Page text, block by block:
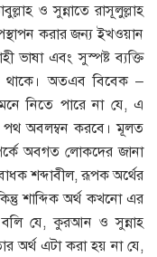
ও সুন্নাতে রাসূলুল্লাহ
করার জন্য ইখওয়ান
ভাষা এবং সুস্পষ্ট ব্যক্তি
থাকে। অতএব বিবেক –
নিতে পারে না যে, এ
পথ অবলম্বন করবে। মূলত
অবগত লোকদের জানা
শব্দাবীল, রূপক অর্থের
শাব্দিক অর্থ কখনো এর
যে, কুরআন ও সুন্নাহ
অর্থ এটা করা হয় না যে,